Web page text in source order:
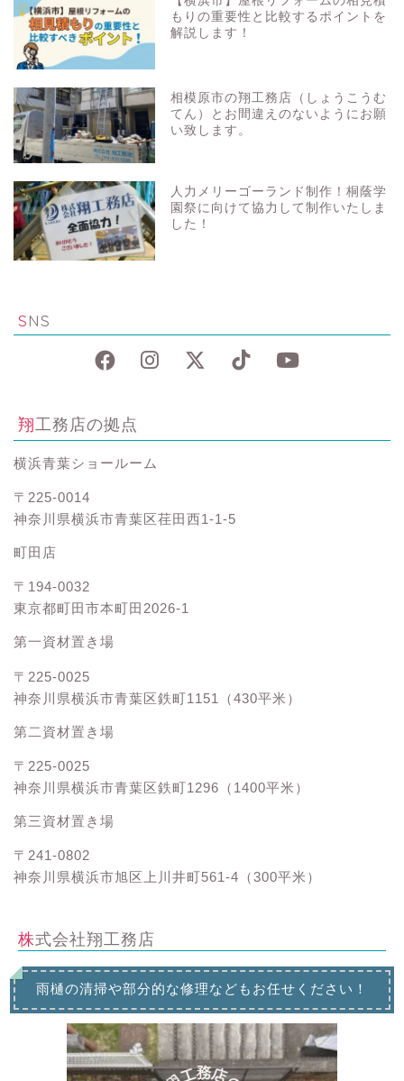
もりの重要性と比較するポイントを
解説します！
相模原市の翔工務店（しょうこうむ
てん）とお間違えのないようにお願
い致します。
人力メリーゴーランド制作！桐蔭学
園祭に向けて協力して制作いたしま
した！
SNS
翔工務店の拠点
横浜青葉ショールーム
〒225-0014
神奈川県横浜市青葉区荏田西1-1-5
町田店
〒194-0032
東京都町田市本町田2026-1
第一資材置き場
〒225-0025
神奈川県横浜市青葉区鉄町1151（430平米）
第二資材置き場
〒225-0025
神奈川県横浜市青葉区鉄町1296（1400平米）
第三資材置き場
〒241-0802
神奈川県横浜市旭区上川井町561-4（300平米）
株式会社翔工務店
雨樋の清掃や部分的な修理などもお任せください！